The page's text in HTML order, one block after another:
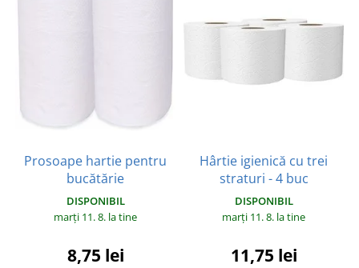
Prosoape hartie pentru
bucătărie
DISPONIBIL
marți 11. 8. la tine
8,75 lei
Hârtie igienică cu trei
straturi - 4 buc
DISPONIBIL
marți 11. 8. la tine
11,75 lei